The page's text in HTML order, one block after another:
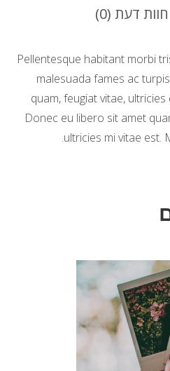
חוות דעת (0)
Pellentesque habitant morbi
malesuada fames ac
quam, feugiat vitae,
Donec eu libero sit amet
ultricies mi vitae est.